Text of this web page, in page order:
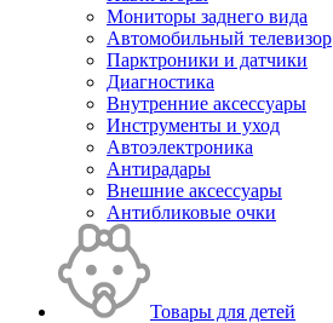
Мониторы заднего вида
Автомобильный телевизор
Парктроники и датчики
Диагностика
Внутренние аксессуары
Инструменты и уход
Автоэлектроника
Антирадары
Внешние аксессуары
Антибликовые очки
Товары для детей